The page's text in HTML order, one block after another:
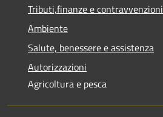
Tributi,finanze e contravvenzioni
Ambiente
Salute, benessere e assistenza
Autorizzazioni
Agricoltura e pesca